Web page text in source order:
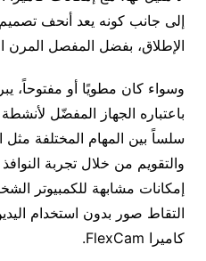
الإطلاق، بفضل المفصل المرن
باعتباره الجهاز المفضّل لأنشطة
سلساً بين المهام المختلفة
والتقويم من خلال تجربة
إمكانات مشابهة للكمبيوتر
التقاط صور بدون استخدام
كاميرا FlexCam.